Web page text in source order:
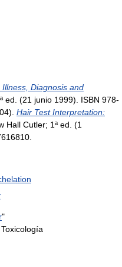
Illness, Diagnosis and
ed. (21 junio 1999). ISBN 978-
Hair Test Interpretation:
Hall Cutler; 1ª ed. (1
"
Toxicología